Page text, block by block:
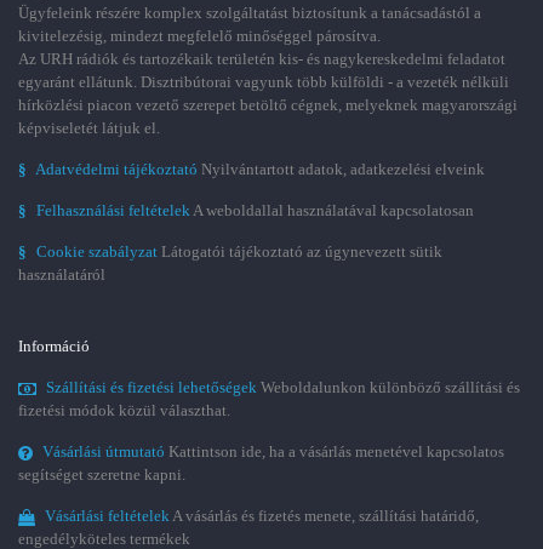
Ügyfeleink részére komplex szolgáltatást biztosítunk a tanácsadástól a
kivitelezésig, mindezt megfelelő minőséggel párosítva.
Az URH rádiók és tartozékaik területén kis- és nagykereskedelmi feladatot
egyaránt ellátunk. Disztribútorai vagyunk több külföldi - a vezeték nélküli
hírközlési piacon vezető szerepet betöltő cégnek, melyeknek magyarországi
képviseletét látjuk el.
§ Adatvédelmi tájékoztató Nyilvántartott adatok, adatkezelési elveink
§ Felhasználási feltételekA weboldallal használatával kapcsolatosan
§ Cookie szabályzat Látogatói tájékoztató az úgynevezett sütik
használatáról
Információ
Szállítási és fizetési lehetőségek Weboldalunkon különböző szállítási és
fizetési módok közül választhat.
Vásárlási útmutató Kattintson ide, ha a vásárlás menetével kapcsolatos
segítséget szeretne kapni.
Vásárlási feltételekA vásárlás és fizetés menete, szállítási határidő,
engedélyköteles termékek